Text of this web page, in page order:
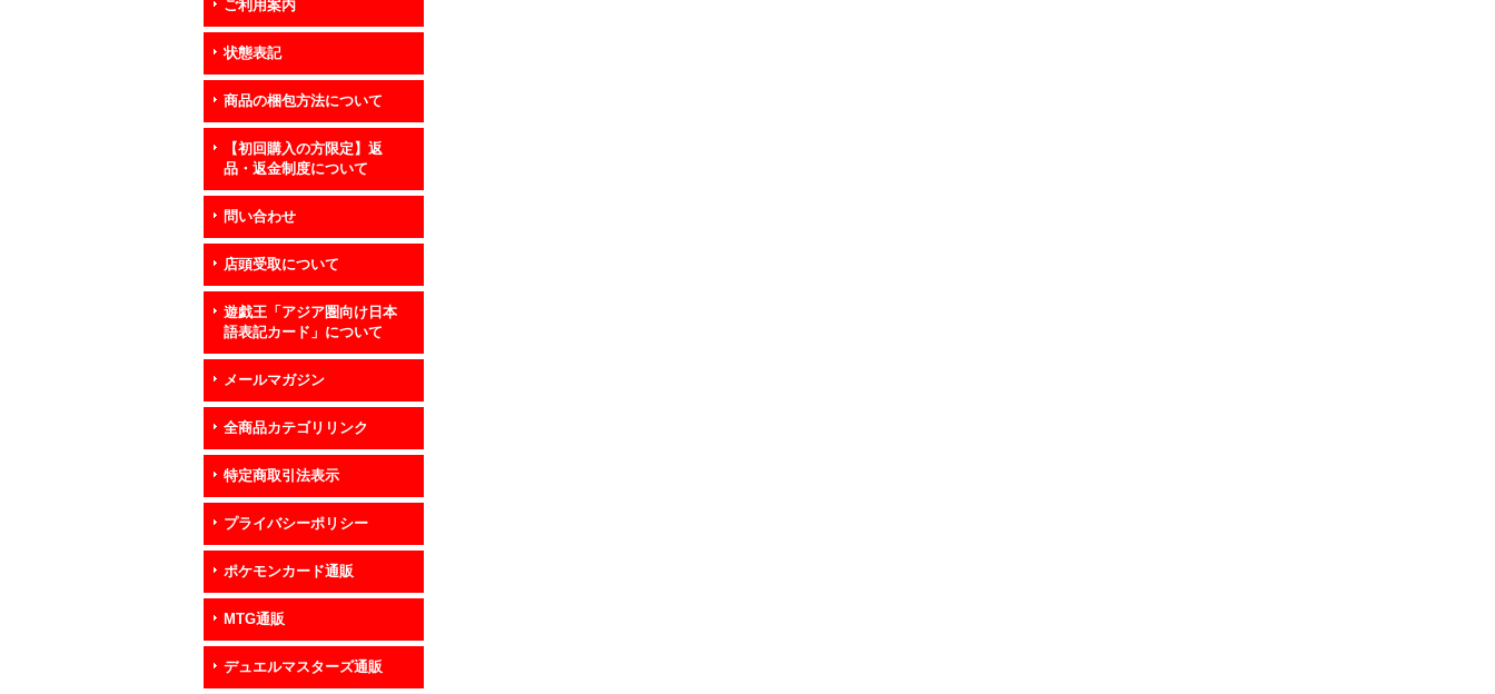
ご利用案内
状態表記
商品の梱包方法について
【初回購入の方限定】返
品・返金制度について
問い合わせ
店頭受取について
遊戯王「アジア圏向け日本
語表記カード」について
メールマガジン
全商品カテゴリリンク
特定商取引法表示
プライバシーポリシー
ポケモンカード通販
MTG通販
デュエルマスターズ通販